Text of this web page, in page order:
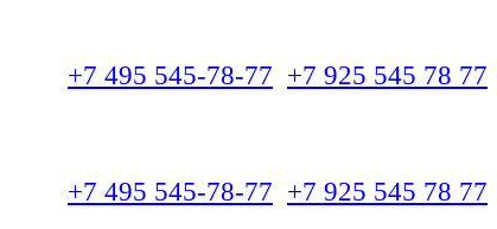
+7 495 545-78-77 +7 925 545 78 77
+7 495 545-78-77 +7 925 545 78 77